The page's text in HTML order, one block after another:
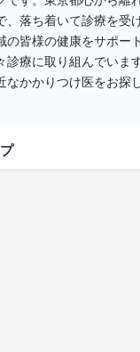
、落ち着いて診療を受
の皆様の健康をサポー
診療に取り組んでいま
なかかりつけ医をお探